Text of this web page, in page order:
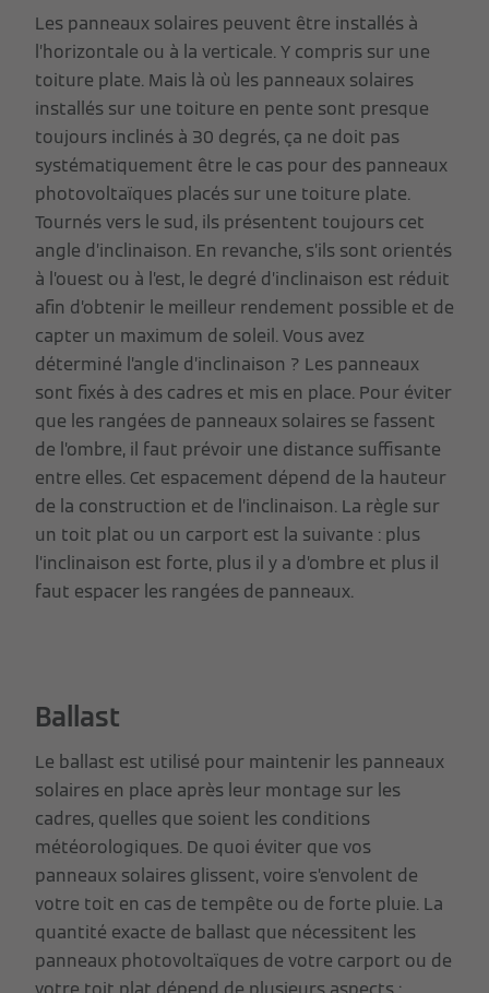
Les panneaux solaires peuvent être installés à
l’horizontale ou à la verticale. Y compris sur une
toiture plate. Mais là où les panneaux solaires
installés sur une toiture en pente sont presque
toujours inclinés à 30 degrés, ça ne doit pas
systématiquement être le cas pour des panneaux
photovoltaïques placés sur une toiture plate.
Tournés vers le sud, ils présentent toujours cet
angle d’inclinaison. En revanche, s’ils sont orientés
à l’ouest ou à l’est, le degré d’inclinaison est réduit
afin d’obtenir le meilleur rendement possible et de
capter un maximum de soleil. Vous avez
déterminé l’angle d’inclinaison ? Les panneaux
sont fixés à des cadres et mis en place. Pour éviter
que les rangées de panneaux solaires se fassent
de l’ombre, il faut prévoir une distance suffisante
entre elles. Cet espacement dépend de la hauteur
de la construction et de l’inclinaison. La règle sur
un toit plat ou un carport est la suivante : plus
l’inclinaison est forte, plus il y a d’ombre et plus il
faut espacer les rangées de panneaux.
Ballast
Le ballast est utilisé pour maintenir les panneaux
solaires en place après leur montage sur les
cadres, quelles que soient les conditions
météorologiques. De quoi éviter que vos
panneaux solaires glissent, voire s’envolent de
votre toit en cas de tempête ou de forte pluie. La
quantité exacte de ballast que nécessitent les
panneaux photovoltaïques de votre carport ou de